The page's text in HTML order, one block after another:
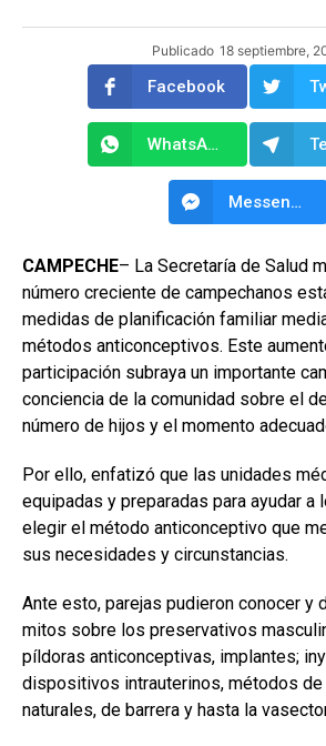
Publicado 18 septiembre,
Facebook
WhatsApp
Messenger
CAMPECHE– La Secretaría de Salud
número creciente de campechanos
medidas de planificación familiar
métodos anticonceptivos. Este
participación subraya un importante
conciencia de la comunidad sobre el
número de hijos y el momento
Por ello, enfatizó que las unidades
equipadas y preparadas para ayudar a
elegir el método anticonceptivo que
sus necesidades y circunstancias.
Ante esto, parejas pudieron conocer y
mitos sobre los preservativos
píldoras anticonceptivas, implantes;
dispositivos intrauterinos, métodos de
naturales, de barrera y hasta la